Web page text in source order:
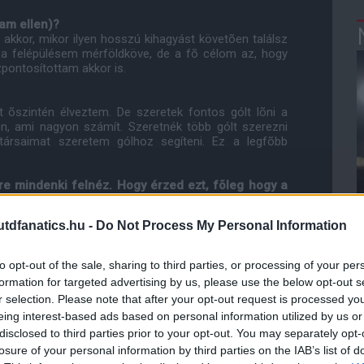
- Do Not Process My Personal Information
opt-out of the sale, sharing to third parties, or processing of your
for targeted advertising by us, please use the below opt-out
selection. Please note that after your opt-out request is processed
interest-based ads based on personal information utilized by us
to third parties prior to your opt-out. You may separately
of your personal information by third parties on the IAB’s list of
ellen)?
mikor ilyen hosszú kihagyást követõen találsz
felépülésem mérföldköve, de a fõ célom az, hogy
akkor is.
õszintén élveztem. De szeretek fontos gólt lõni a
ami nagyon számít. Szeretnék több gólt szerezni
szeretem gólhoz segíteni. Ez a legfõbb
mindenki felnéz. Hogy érzed ezt, fõleg hogy a
van, akire fel lehet nézni. Vidic maga, Scholes,
tõlük. A profizmus magas szintje van ennél a
Fittnek érzed magad, készen állsz minden
mióta visszatértem és úgy érzem jól is ment.
meccsel erõsebb leszek és ha a menedzser
magamból a csapatért.